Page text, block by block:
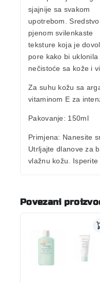
sjajnije sa svakom
upotrebom.
pjenom svilenkaste
teksture koja je
pore kako bi uklonila
nečistoće sa kože i
Za suhu kožu sa
vitaminom E za
Pakovanje: 150ml
Primjena: Nanesite
Utrljajte dlanove za
vlažnu kožu. Isperite
Povezani